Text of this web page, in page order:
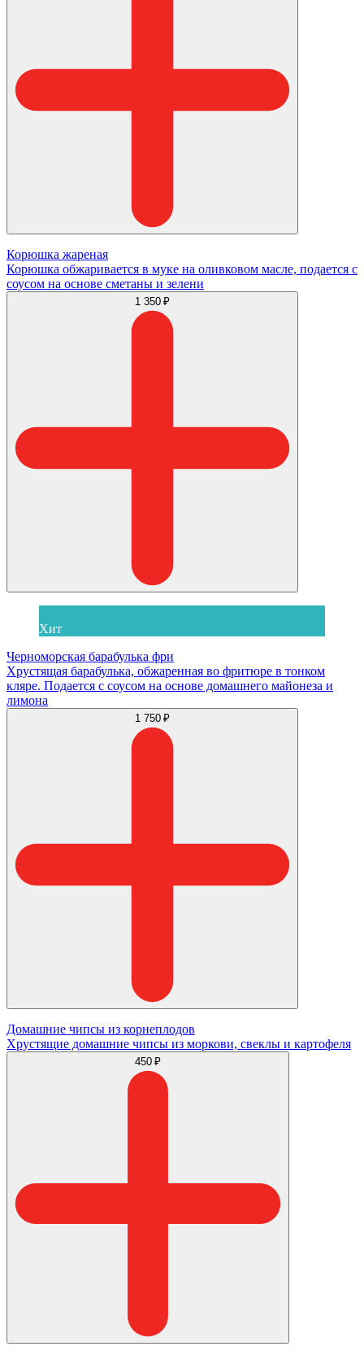
Корюшка жареная
Корюшка обжаривается в муке на оливковом масле, подается с
соусом на основе сметаны и зелени
1 350 ₽
Хит
Черноморская барабулька фри
Хрустящая барабулька, обжаренная во фритюре в тонком
кляре. Подается с соусом на основе домашнего майонеза и
лимона
1 750 ₽
Домашние чипсы из корнеплодов
Хрустящие домашние чипсы из моркови, свеклы и картофеля
450 ₽